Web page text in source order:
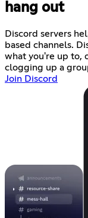
hang out
Discord servers
based channels.
what you're up to,
clogging up a
Join Discord